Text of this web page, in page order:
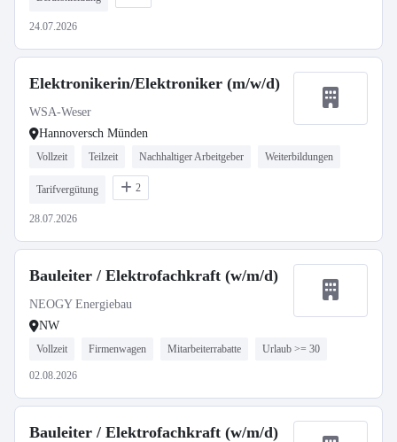
24.07.2026
Elektronikerin/Elektroniker (m/w/d)
WSA-Weser
Hannoversch Münden
Vollzeit Teilzeit Nachhaltiger Arbeitgeber Weiterbildungen
Tarifvergütung 2
28.07.2026
Bauleiter / Elektrofachkraft (w/m/d)
NEOGY Energiebau
NW
Vollzeit Firmenwagen Mitarbeiterrabatte Urlaub >= 30
02.08.2026
Bauleiter / Elektrofachkraft (w/m/d)